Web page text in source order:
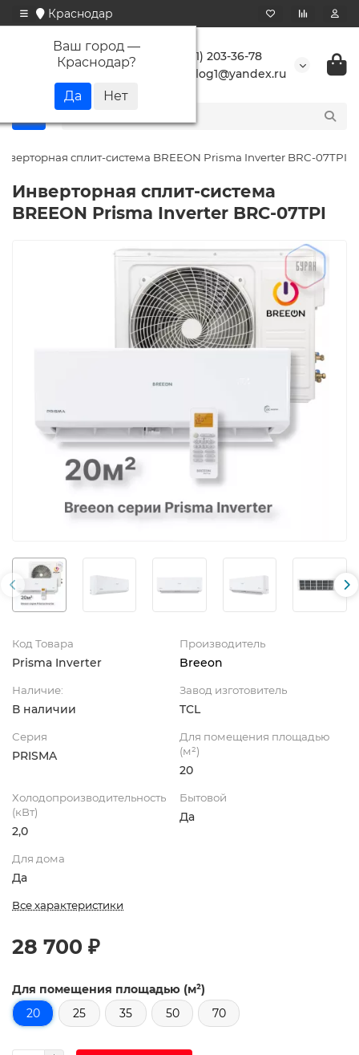
Краснодар
Ваш город —
Краснодар?
+7 (861) 203-36-78
buranlog1@yandex.ru
сплит-система BREEON Prisma Inverter BRC-07TPI
Инверторная сплит-система
BREEON Prisma Inverter BRC-07TPI
Код Товара
Prisma Inverter
Производитель
Breeon
Наличие:
В наличии
Завод изготовитель
TCL
Серия
PRISMA
Для помещения площадью
(м²)
20
Холодопроизводительность
(кВт)
2,0
Бытовой
Да
Для дома
Да
Все характеристики
28 700 ₽
Для помещения площадью (м²)
20
25 35 50 70